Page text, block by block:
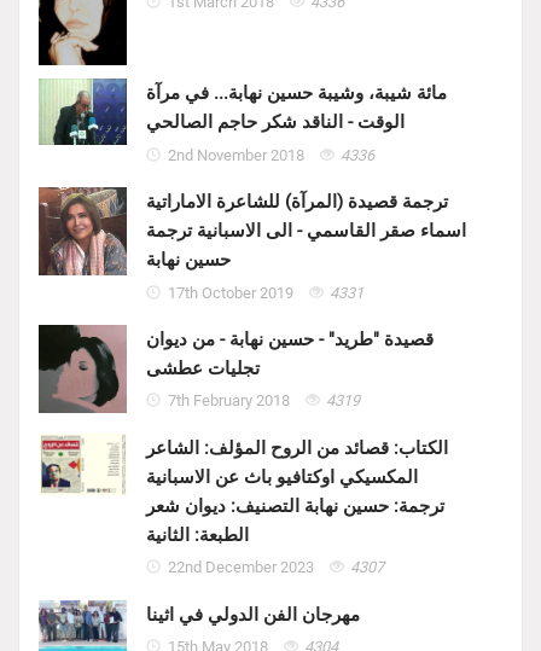
مائة شيبة، وشيبة حسين نهابة... في مرآة
الوقت - الناقد شكر حاجم الصالحي
2nd November 2018 4336
ترجمة قصيدة (المرآة) للشاعرة الاماراتية
اسماء صقر القاسمي - الى الاسبانية ترجمة
حسين نهابة
17th October 2019 4331
قصيدة "طريد" - حسين نهابة - من ديوان
تجليات عطشى
7th February 2018 4319
الكتاب: قصائد من الروح المؤلف: الشاعر
المكسيكي اوكتافيو باث عن الاسبانية
ترجمة: حسين نهابة التصنيف: ديوان شعر
الطبعة: الثانية
22nd December 2023 4307
مهرجان الفن الدولي في اثينا
15th May 2018 4304